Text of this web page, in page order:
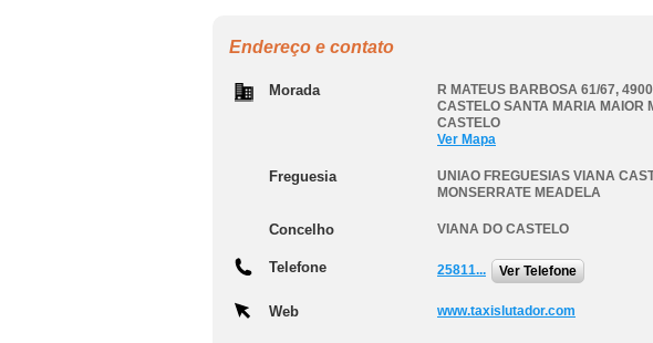
Endereço e contato
Morada R MATEUS BARBOSA 61/67,
CASTELO SANTA MARIA MAIOR
CASTELO
Ver Mapa
Freguesia
UNIAO FREGUESIAS VIANA
MONSERRATE MEADELA
Concelho VIANA DO CASTELO
Telefone 25811... Ver Telefone
Web www.taxislutador.com